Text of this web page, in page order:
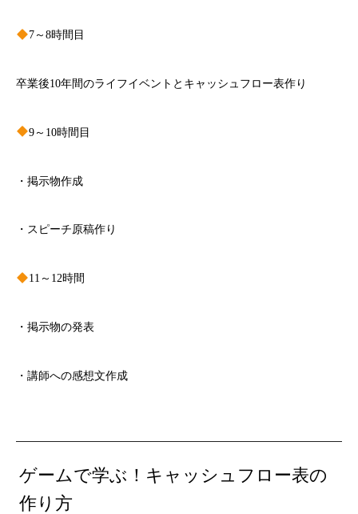
7～8時間目
卒業後10年間のライフイベントとキャッシュフロー表作り
9～10時間目
・掲示物作成
・スピーチ原稿作り
11～12時間
・掲示物の発表
・講師への感想文作成
ゲームで学ぶ！キャッシュフロー表の
作り方